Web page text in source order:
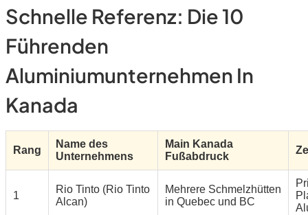
Schnelle Referenz: Die 10
Führenden
Aluminiumunternehmen In
Kanada
Rang
Name des
Unternehmens
Main Kanada
Fußabdruck
1
Rio Tinto (Rio Tinto
Alcan)
Mehrere Schmelzhütten
in Quebec und BC